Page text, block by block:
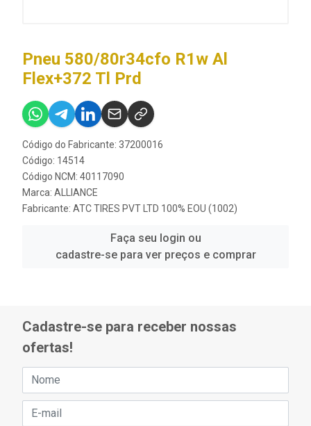
Pneu 580/80r34cfo R1w Al
Flex+372 Tl Prd
Código do Fabricante: 37200016
Código: 14514
Código NCM: 40117090
Marca: ALLIANCE
Fabricante: ATC TIRES PVT LTD 100% EOU (1002)
Faça seu login ou
cadastre-se para ver preços e comprar
Cadastre-se para receber nossas
ofertas!